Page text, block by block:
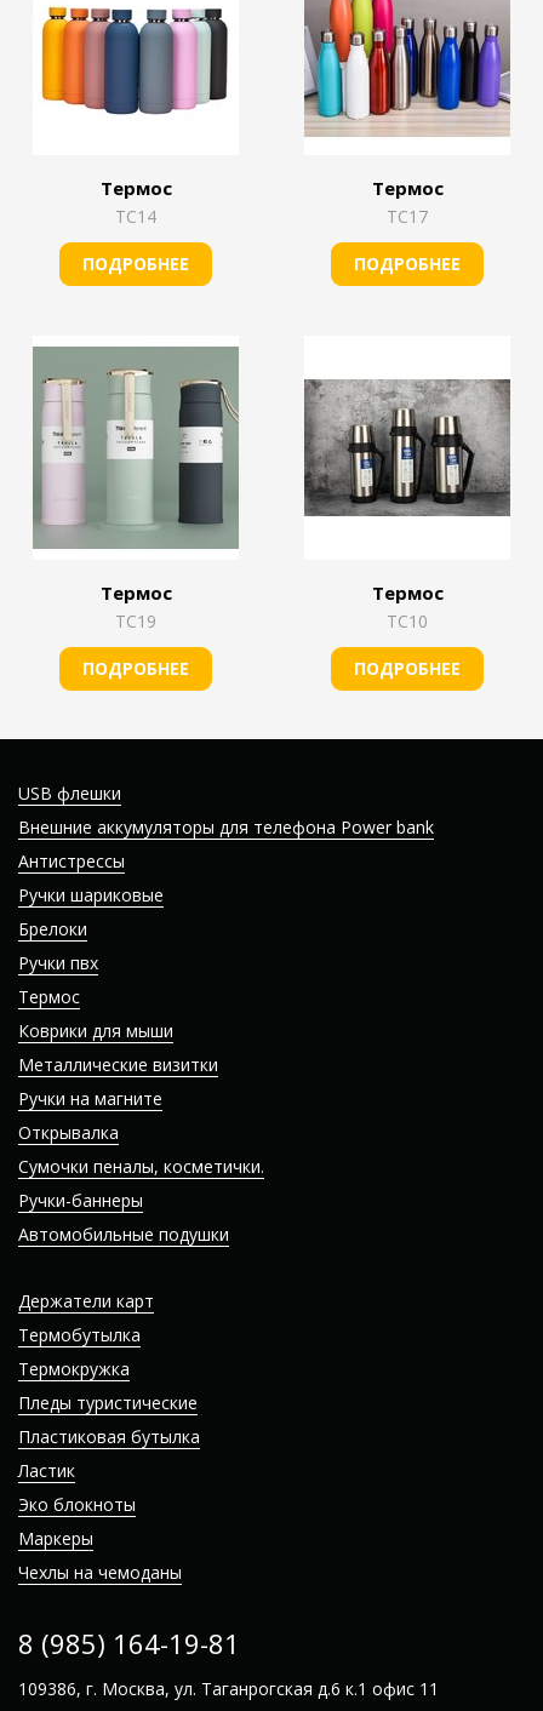
Термос
TС14
ПОДРОБНЕЕ
Термос
TС17
ПОДРОБНЕЕ
Термос
TС19
ПОДРОБНЕЕ
Термос
TС10
ПОДРОБНЕЕ
USB флешки
Внешние аккумуляторы для телефона Power bank
Антистрессы
Ручки шариковые
Брелоки
Ручки пвх
Термос
Коврики для мыши
Металлические визитки
Ручки на магните
Открывалка
Сумочки пеналы, косметички.
Ручки-баннеры
Автомобильные подушки
Держатели карт
Термобутылка
Термокружка
Пледы туристические
Пластиковая бутылка
Ластик
Эко блокноты
Маркеры
Чехлы на чемоданы
8 (985) 164-19-81
109386, г. Москва, ул. Таганрогская д.6 к.1 офис 11